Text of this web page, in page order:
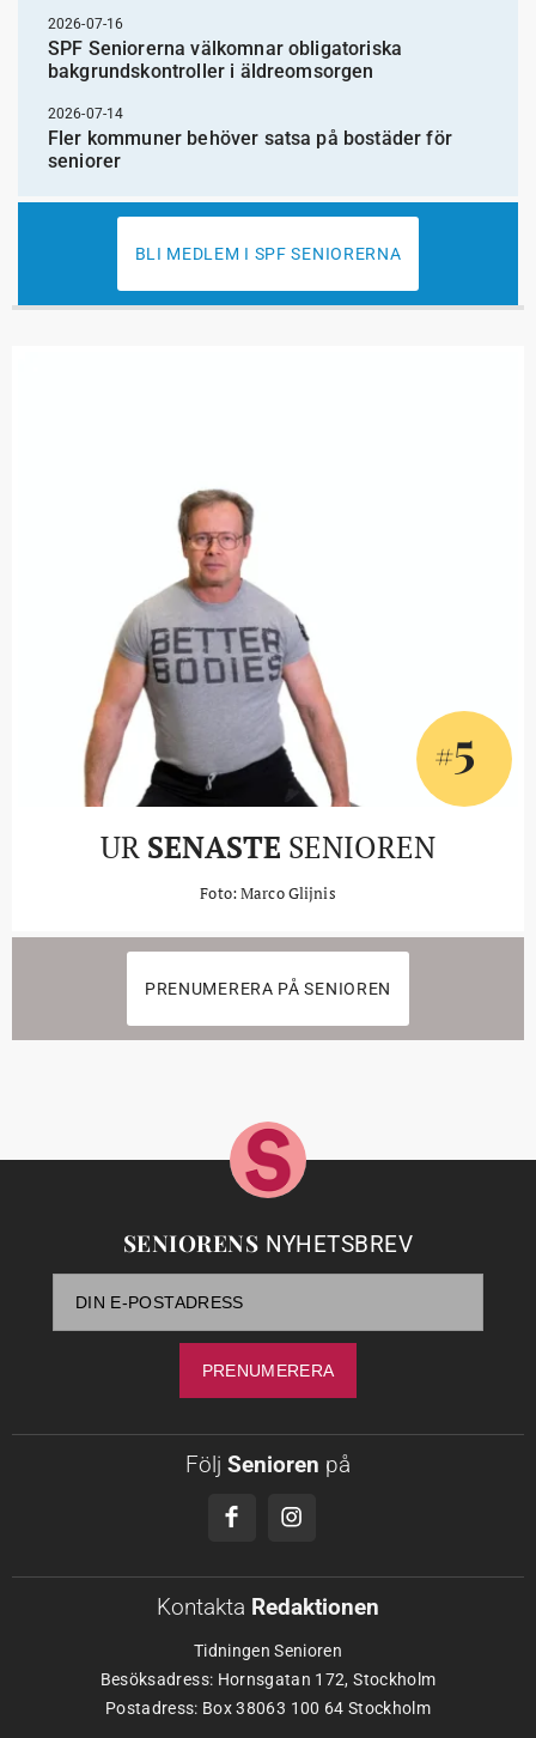
2026-07-16
SPF Seniorerna välkomnar obligatoriska
bakgrundskontroller i äldreomsorgen
2026-07-14
Fler kommuner behöver satsa på bostäder för
seniorer
BLI MEDLEM I SPF SENIORERNA
#5
UR SENASTE SENIOREN
Foto: Marco Glijnis
PRENUMERERA PÅ SENIOREN
SENIORENS NYHETSBREV
Följ Senioren på
Kontakta Redaktionen
Tidningen Senioren
Besöksadress: Hornsgatan 172, Stockholm
Postadress: Box 38063 100 64 Stockholm